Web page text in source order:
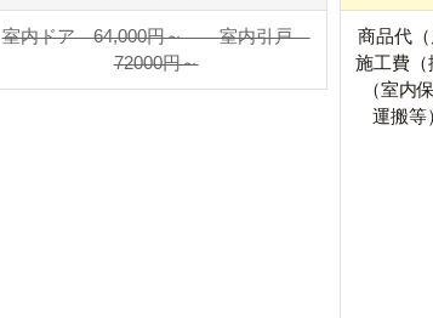
室内ドア 64,000円～ 室内引戸
72000円～
商品代
施工費（
（室内
運搬等